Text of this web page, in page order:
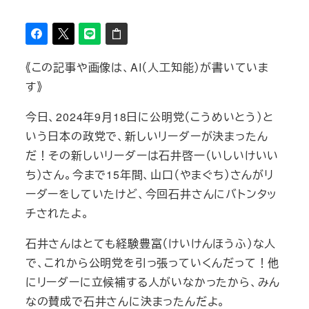
《この記事や画像は、AI（人工知能）が書いていま
す》
今日、2024年9月18日に公明党（こうめいとう）と
いう日本の政党で、新しいリーダーが決まったん
だ！その新しいリーダーは石井啓一（いしいけいい
ち）さん。今まで15年間、山口（やまぐち）さんがリ
ーダーをしていたけど、今回石井さんにバトンタッ
チされたよ。
石井さんはとても経験豊富（けいけんほうふ）な人
で、これから公明党を引っ張っていくんだって！他
にリーダーに立候補する人がいなかったから、みん
なの賛成で石井さんに決まったんだよ。